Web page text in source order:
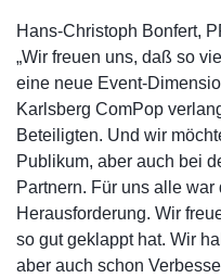
Hans-Christoph Bonfert,
„Wir freuen uns, daß so
eine neue Event-
Karlsberg ComPop
Beteiligten. Und wir
Publikum, aber auch bei
Partnern. Für uns alle
Herausforderung. Wir
so gut geklappt hat. Wir
aber auch schon